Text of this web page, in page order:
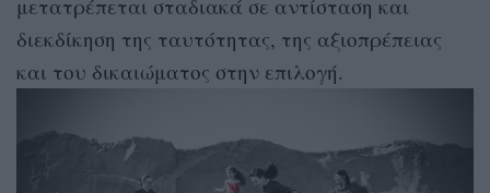
μετατρέπεται σταδιακά σε αντίσταση και
διεκδίκηση της ταυτότητας, της αξιοπρέπειας
και του δικαιώματος στην επιλογή.